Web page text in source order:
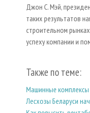
Джон С. Мэй,
таких результатов
строительном
успеху компании и
Также по теме:
Машинные
Лесхозы Беларуси